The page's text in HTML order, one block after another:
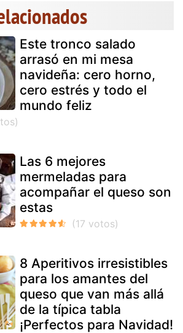
Este tronco salado
arrasó en mi mesa
navideña: cero horno,
cero estrés y todo el
mundo feliz
Las 6 mejores
mermeladas para
acompañar el queso son
estas
8 Aperitivos irresistibles
para los amantes del
queso que van más allá
de la típica tabla
¡Perfectos para Navidad!